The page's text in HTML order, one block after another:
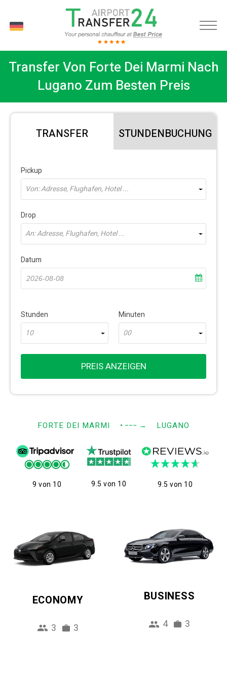
Transfer Von Forte Dei Marmi Nach
Lugano Zum Besten Preis
TRANSFER STUNDENBUCHUNG
Pickup
Von: Adresse, Flughafen, Hotel ...
Drop
An: Adresse, Flughafen, Hotel ...
Datum
Stunden
10
Minuten
00
PREIS ANZEIGEN
FORTE DEI MARMI • −−− → LUGANO
9 von 10 9.5 von 10 9.5 von 10
ECONOMY
3 3
BUSINESS
4 3